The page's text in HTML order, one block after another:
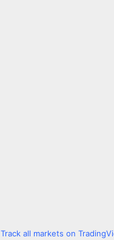
Track all markets on